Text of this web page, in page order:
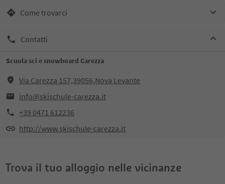
Come trovarci
Contatti
Scuola sci e snowboard Carezza
Via Carezza 157,39056,Nova Levante
info@skischule-carezza.it
+39 0471 612236
http://www.skischule-carezza.it
Trova il tuo alloggio nelle vicinanze